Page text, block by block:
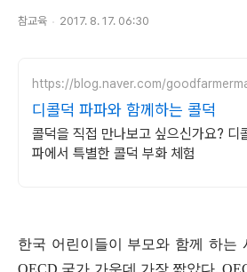
참교육 2017. 8. 17. 06:30
https://blog.naver.com/
디콜덕 파파와 함께하는 콜덕
콜덕을 직접 만나보고 싶으신가요? 디
파에서 특별한 콜덕 부화 체험
한국 어린이들이 부모와 함께 하는
OECD 국가 가운데 가장 짧았다.